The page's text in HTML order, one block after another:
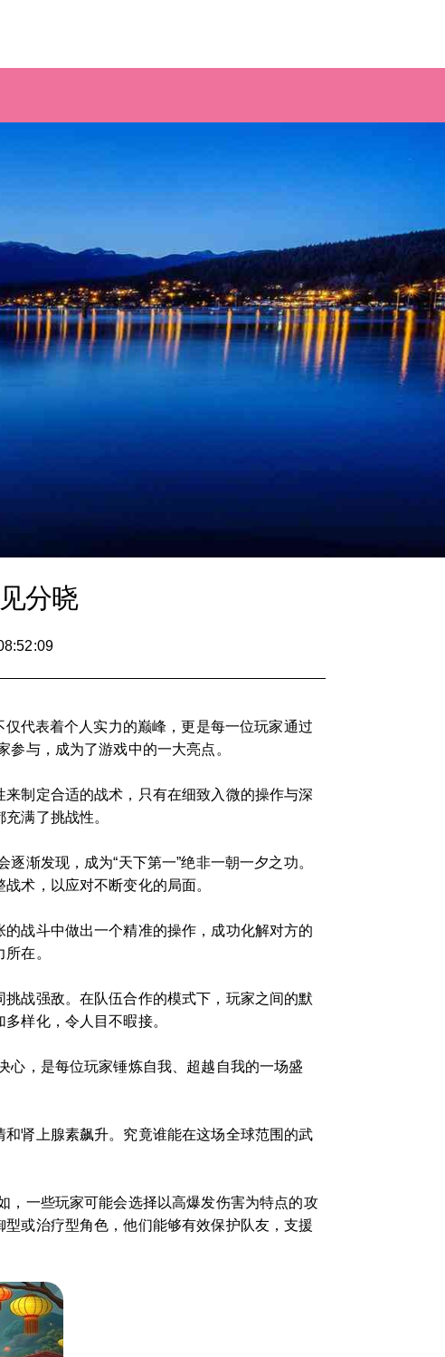
分晓
代表着个人实力的巅峰，更是每一位玩家通过
与，成为了游戏中的一大亮点。
制定合适的战术，只有在细致入微的操作与深
满了挑战性。
渐发现，成为“天下第一”绝非一朝一夕之功。
术，以应对不断变化的局面。
战斗中做出一个精准的操作，成功化解对方的
在。
战强敌。在队伍合作的模式下，玩家之间的默
样化，令人目不暇接。
心，是每位玩家锤炼自我、超越自我的一场盛
肾上腺素飙升。究竟谁能在这场全球范围的武
，一些玩家可能会选择以高爆发伤害为特点的攻
或治疗型角色，他们能够有效保护队友，支援